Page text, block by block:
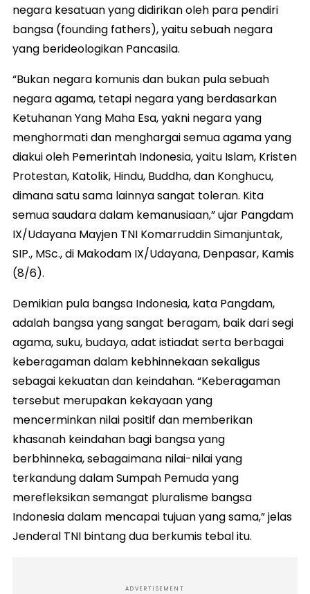
negara kesatuan yang didirikan oleh para pendiri
bangsa (founding fathers), yaitu sebuah negara
yang berideologikan Pancasila.
“Bukan negara komunis dan bukan pula sebuah
negara agama, tetapi negara yang berdasarkan
Ketuhanan Yang Maha Esa, yakni negara yang
menghormati dan menghargai semua agama yang
diakui oleh Pemerintah Indonesia, yaitu Islam, Kristen
Protestan, Katolik, Hindu, Buddha, dan Konghucu,
dimana satu sama lainnya sangat toleran. Kita
semua saudara dalam kemanusiaan,” ujar Pangdam
IX/Udayana Mayjen TNI Komarruddin Simanjuntak,
SIP., MSc., di Makodam IX/Udayana, Denpasar, Kamis
(8/6).
Demikian pula bangsa Indonesia, kata Pangdam,
adalah bangsa yang sangat beragam, baik dari segi
agama, suku, budaya, adat istiadat serta berbagai
keberagaman dalam kebhinnekaan sekaligus
sebagai kekuatan dan keindahan. “Keberagaman
tersebut merupakan kekayaan yang
mencerminkan nilai positif dan memberikan
khasanah keindahan bagi bangsa yang
berbhinneka, sebagaimana nilai-nilai yang
terkandung dalam Sumpah Pemuda yang
merefleksikan semangat pluralisme bangsa
Indonesia dalam mencapai tujuan yang sama,” jelas
Jenderal TNI bintang dua berkumis tebal itu.
ADVERTISEMENT